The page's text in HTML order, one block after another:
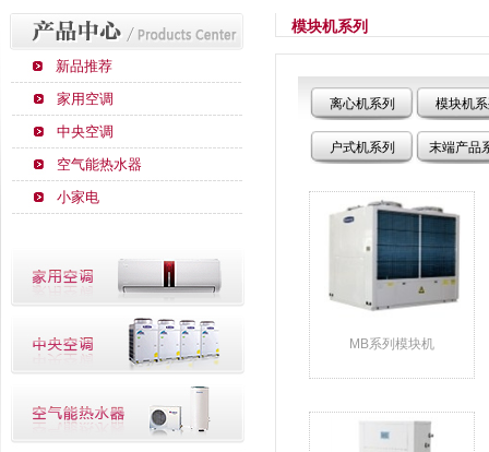
新品推荐
家用空调
中央空调
空气能热水器
小家电
模块机系列
离心机系列 模块机
户式机系列 末端产品
MB系列模块机